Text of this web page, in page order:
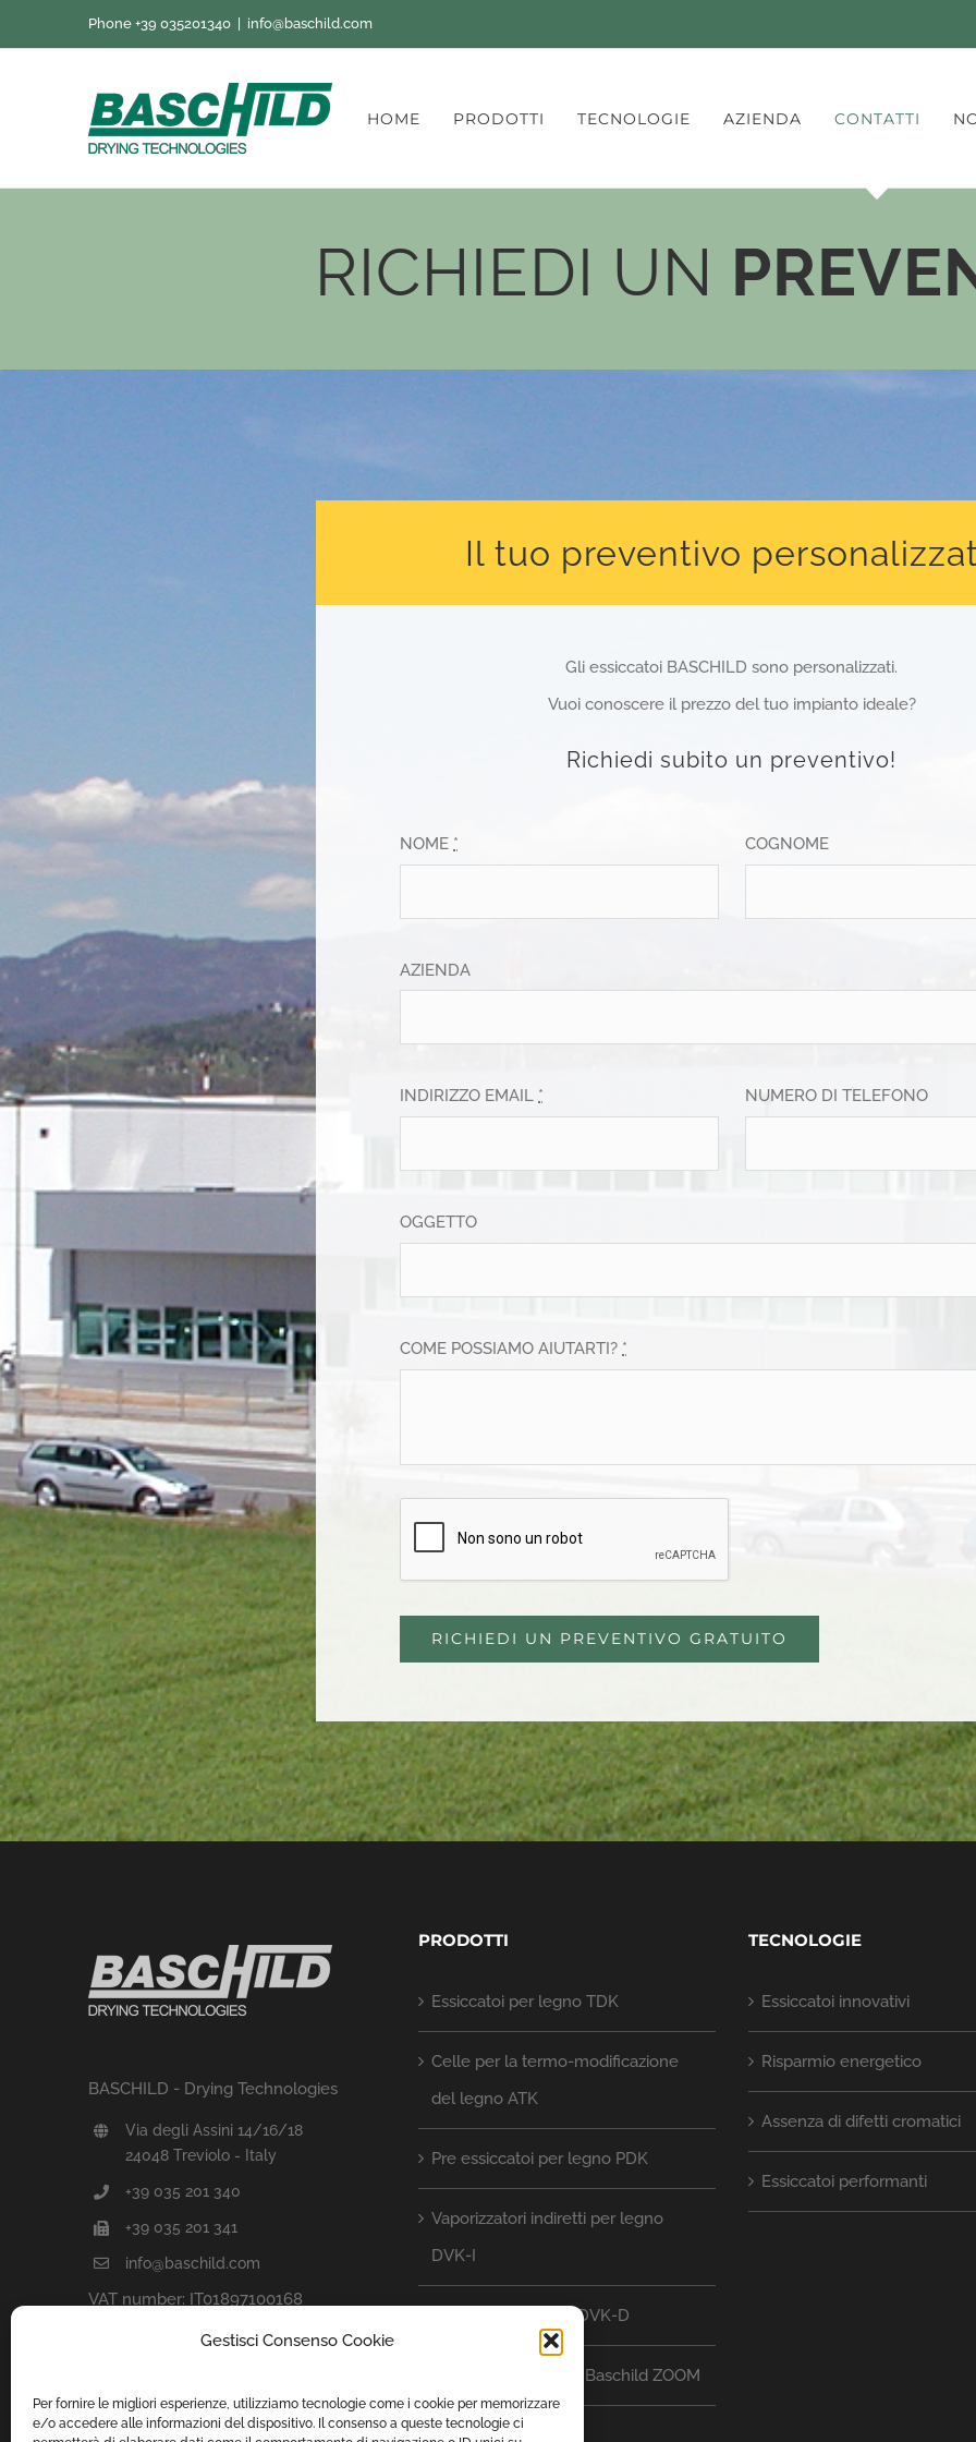
Gestisci Consenso Cookie
Per fornire le migliori esperienze, utilizziamo tecnologie come i cookie per memorizzare
e/o accedere alle informazioni del dispositivo. Il consenso a queste tecnologie ci
al
Phone +39 035201340 info@baschild.com
HOME PRODOTTI TECNOLOGIE AZIENDA CONTATTI
RICHIEDI UN
Il tuo preventivo
Gli essiccatoi BASCHILD sono personalizzati.
Vuoi conoscere il prezzo del tuo impianto ideale?
Richiedi subito un preventivo!
NOME * COGNOME
AZIENDA
INDIRIZZO EMAIL * NUMERO DI TELEFONO
OGGETTO
COME POSSIAMO AIUTARTI? *
RICHIEDI UN PREVENTIVO GRATUITO
BASCHILD - Drying Technologies
Via degli Assini 14/16/18
24048 Treviolo - Italy
+39 035 201 340
+39 035 201 341
info@baschild.com
VAT number: IT01897100168
PRODOTTI
Essiccatoi per legno TDK
Celle per la termo-modificazione
del legno ATK
Pre essiccatoi per legno PDK
Vaporizzatori indiretti per legno
DVK-I
Vaporizzatori diretti DVK-D
Sistema di controllo Baschild ZOOM
TECNOLOGIE
Essiccatoi innovativi
Risparmio energetico
Assenza di difetti cromatici
Essiccatoi performanti